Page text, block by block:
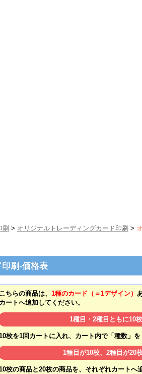
> オリジナルトレーディングカード印刷 >
刷-価格表
こちらの商品は、 1種のカード（＝1デザイン）
カートへ追加してください。
1種目・2種目ともに10
枚を1回カートに入れ、カート内で「種数」を
1種目が10枚、2種目が20
枚の商品と20枚の商品を、それぞれカートへ